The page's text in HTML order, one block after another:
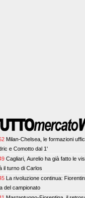
Milan-Chelsea, le formazioni
e Comotto dal 1'
Cagliari, Aurelio ha già fatto le
il turno di Carlos
La rivoluzione continua:
del campionato